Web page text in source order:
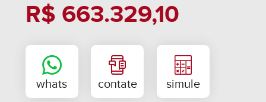
Previsão de entrega inicio de 2029.
Proposta de 30% de entrada e saldo parcelado em
até 40 x corrigidos pelo INCC-M
Fotos meramente ilustrativas.
R$ 663.329,10